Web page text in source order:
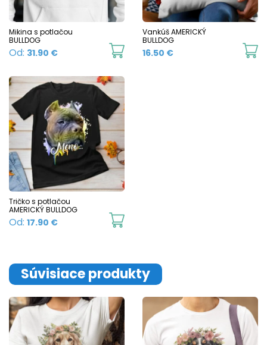
chosen
on
product
page
Mikina s potlačou
BULLDOG
Od: 31.90 €
This
has
multiple
variants.
The
options
may
be
on
page
Vankúš AMERICKÝ
BULLDOG
16.50 €
Tričko s potlačou
AMERICKÝ BULLDOG
Od: 17.90 €
This
multiple
variants.
The
options
may
Súvisiace produkty